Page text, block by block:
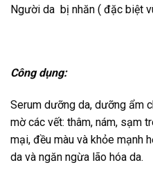
Người da bị nhăn ( đặc biệt
Công dụng:
Serum dưỡng da, dưỡng ẩm
mờ các vết: thâm, nám, sạm
mại, đều màu và khỏe mạnh
da và ngăn ngừa lão hóa da.